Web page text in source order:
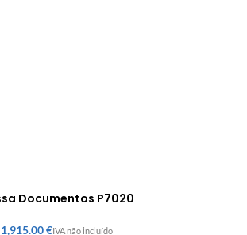
Documentos P7020
€